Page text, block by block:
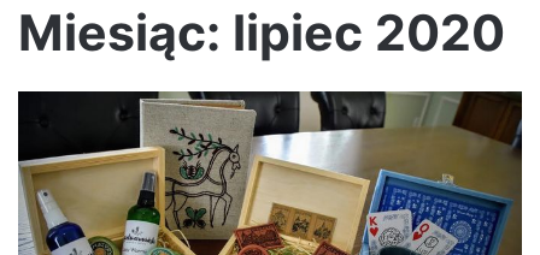
Miesiąc: lipiec 2020